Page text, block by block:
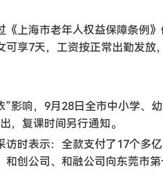
上海市老年人权益保障条例
享7天，工资按正常出勤发放
影响，9月28日全市中小学、
，复课时间另行通知。
时表示：全款支付了17个多
创公司、和融公司向东莞市